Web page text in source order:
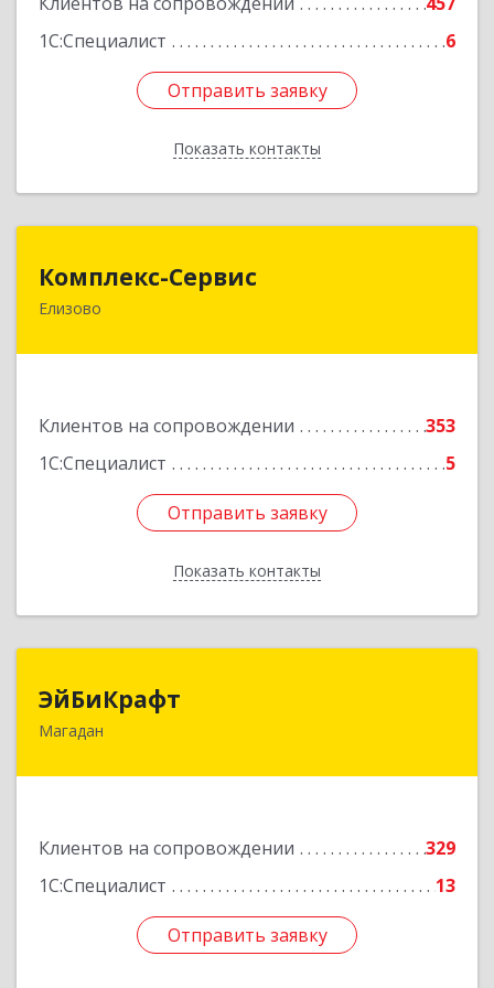
1С:Специалист
6
Отправить заявку
Показать контакты
Отправить заявку
Назад
Комплекс-Сервис
Елизово
Клиентов на сопровождении
353
1С:Специалист
5
Отправить заявку
Показать контакты
684000, Камчатский край, Елизовский р-н,
Отправить заявку
Назад
ЭйБиКрафт
Магадан
Клиентов на сопровождении
329
1С:Специалист
13
Отправить заявку
685000, Магаданская обл, Магадан г, Полярная
Отправить заявку